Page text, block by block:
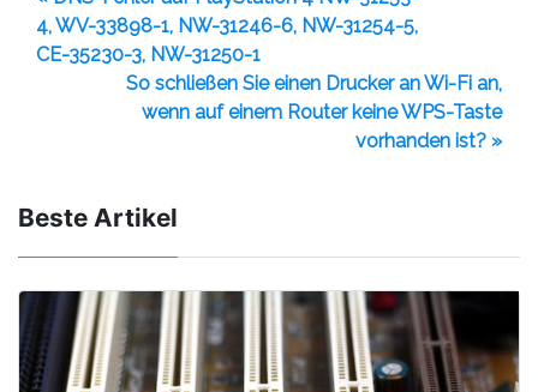
4, WV-33898-1, NW-31246-6, NW-31254-5,
CE-35230-3, NW-31250-1
So schließen Sie einen Drucker an Wi-Fi an,
wenn auf einem Router keine WPS-Taste
vorhanden ist? »
Beste Artikel